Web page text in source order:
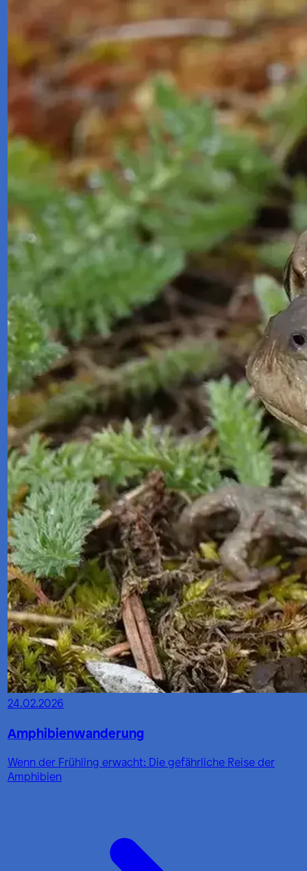
24.02.2026
Amphibienwanderung
Wenn der Frühling erwacht: Die gefährliche Reise der
Amphibien